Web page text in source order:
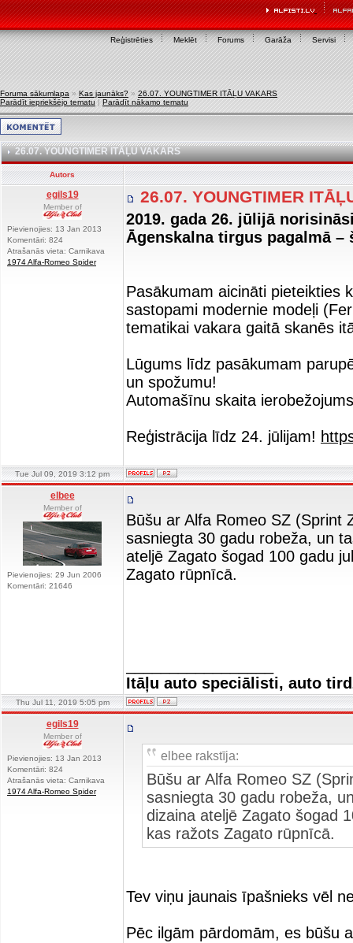
Reģistrēties Meklēt Forums Garāža Servisi
Foruma sākumlapa » Kas jaunāks? » 26.07. YOUNGTIMER ITĀĻU VAKARS
Parādīt iepriekšējo tematu | Parādīt nākamo tematu
26.07. YOUNGTIMER ITĀĻU VAKARS
Autors
egils19
Member of
Pievienojies: 13 Jan 2013
Komentāri: 824
Atrašanās vieta: Carnikava
1974 Alfa-Romeo Spider
26.07. YOUNGTIMER
2019. gada 26. jūlijā
Āgenskalna tirgus pagalmā
Pasākumam aicināti pieteikties
sastopami modernie modeļi
tematikai vakara gaitā skanēs
Lūgums līdz pasākumam
un spožumu!
Automašīnu skaita
Reģistrācija līdz 24. jūlijam!
Tue Jul 09, 2019 3:12 pm
elbee
Member of
Pievienojies: 29 Jun 2006
Komentāri: 21646
Būšu ar Alfa Romeo SZ (Sprint
sasniegta 30 gadu robeža, un
ateljē Zagato šogad 100 gadu
Zagato rūpnīcā.
Itāļu auto speciālisti, auto
Thu Jul 11, 2019 5:05 pm
egils19
Member of
Pievienojies: 13 Jan 2013
Komentāri: 824
Atrašanās vieta: Carnikava
1974 Alfa-Romeo Spider
elbee rakstīja:
Būšu ar Alfa Romeo SZ
sasniegta 30 gadu robeža,
dizaina ateljē Zagato šogad
kas ražots Zagato rūpnīcā.
Tev viņu jaunais īpašnieks vēl
Pēc ilgām pārdomām, es būšu